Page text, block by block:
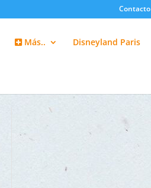
Contacto
Más.. Disneyland Paris